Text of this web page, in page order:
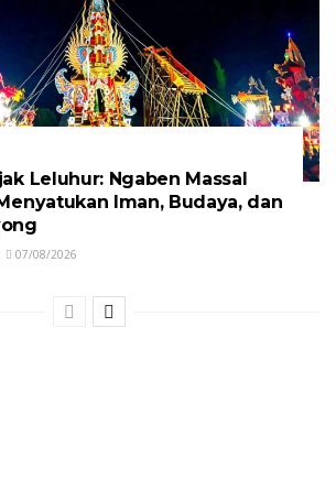
Leluhur: Ngaben Massal
Iman, Budaya, dan
07/08/2026